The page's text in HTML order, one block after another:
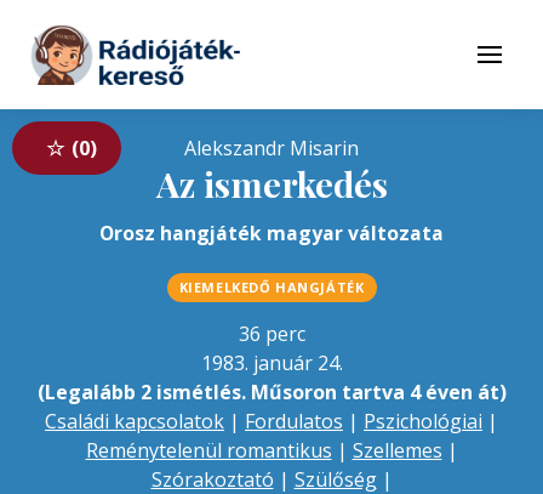
Tovább a tartalomhoz
Menü
0 Alekszandr Misarin
Az ismerkedés
Orosz hangjáték magyar változata
KIEMELKEDŐ HANGJÁTÉK
36 perc
1983. január 24.
(Legalább 2 ismétlés. Műsoron tartva 4 éven át)
Családi kapcsolatok | Fordulatos | Pszichológiai |
Reménytelenül romantikus | Szellemes |
Szórakoztató | Szülőség|